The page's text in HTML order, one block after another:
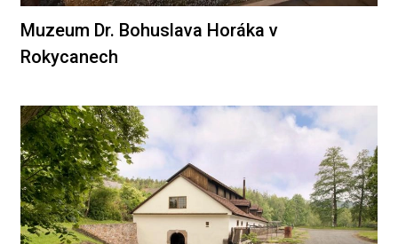
Muzeum Dr. Bohuslava Horáka v
Rokycanech